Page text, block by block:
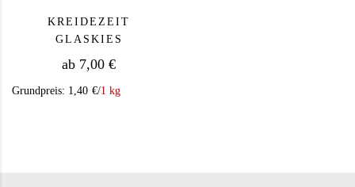
KREIDEZEIT
GLASKIES
ab 7,00 €
Grundpreis: 1,40 €/1 kg